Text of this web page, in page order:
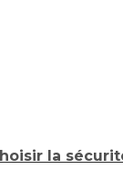
la